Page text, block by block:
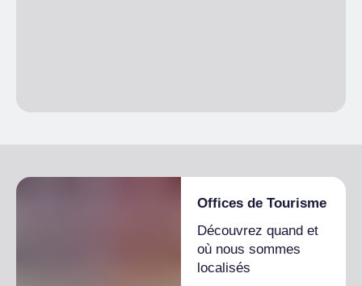
Offices de Tourisme
Découvrez quand et
où nous sommes
localisés